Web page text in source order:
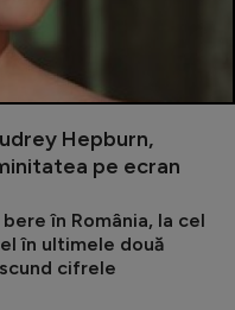
Hepburn,
pe ecran
în România, la cel
în ultimele două
cifrele